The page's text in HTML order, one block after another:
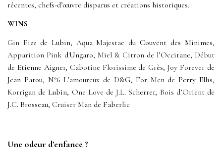
récentes, chefs-d’œuvre disparus et créations historiques.
WINS
Gin Fizzde Lubin, Aqua Majestae du Couvent des Minimes,
Apparition Pink d'Ungaro, Miel & Citron de l’Occitane, Début
de Etienne Aigner, Cabotine Florissime de Grès,Joy Forever de
Jean Patou, N°6 L’amoureux de D&G, For Mende Perry Ellis,
Korrigan de Lubin, One Love de J.L. Scherrer, Bois d’Orientde
J.C. Brosseau, Cruiser Man de Faberlic
Une odeur d’enfance ?